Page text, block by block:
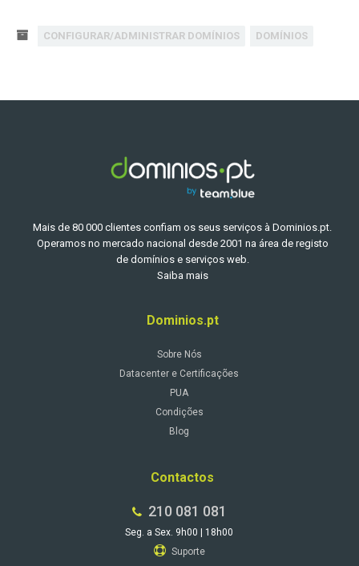
CONFIGURAR/ADMINISTRAR DOMÍNIOS DOMÍNIOS
Mais de 80 000 clientes confiam os seus serviços à Dominios.pt.
Operamos no mercado nacional desde 2001 na área de registo
de domínios e serviços web.
Saiba mais
Dominios.pt
Sobre Nós
Datacenter e Certificações
PUA
Condições
Blog
Contactos
210 081 081
Seg. a Sex. 9h00 | 18h00
Suporte